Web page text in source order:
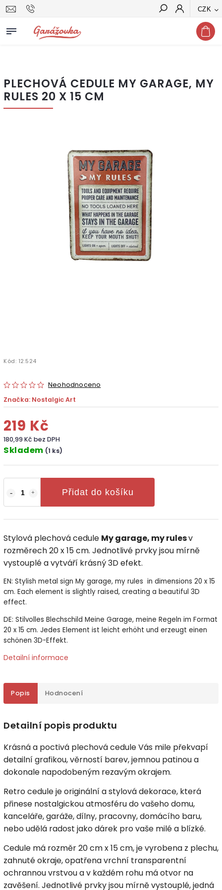
CZK
Hledat
PLECHOVÁ CEDULE MY GARAGE, MY
RULES 20 X 15 CM
Kód: 12.524
Neohodnoceno
Značka: Nostalgic Art
219 Kč
180,99 Kč bez DPH
Skladem (1 ks)
Přidat do košíku
Stylová plechová cedule My garage, my rulesv
rozměrech 20 x 15 cm. Jednotlivé prvky jsou mírně
vystouplé a vytváří krásný 3D efekt.
EN: Stylish metal sign My garage, my rules in dimensions 20 x 15
cm. Each element is slightly raised, creating a beautiful 3D
effect.
DE: Stilvolles Blechschild Meine Garage, meine Regeln im Format
20 x 15 cm. Jedes Element ist leicht erhöht und erzeugt einen
schönen 3D-Effekt.
Detailní informace
Popis Hodnocení
Detailní popis produktu
Krásná a poctivá plechová cedule Vás mile překvapí
detailní grafikou, věrností barev, jemnou patinou a
dokonale napodobeným rezavým okrajem.
Retro cedule je originální a stylová dekorace, která
přinese nostalgickou atmosféru do vašeho domu,
kanceláře, garáže, dílny, pracovny, domácího baru,
nebo udělá radost jako dárek pro vaše milé a blízké.
Cedule má rozměr 20 cm x 15 cm, je vyrobena z plechu,
zahnuté okraje, opatřena vrchní transparentní
ochrannou vrstvou a v každém rohu má otvor na
zavěšení. Jednotlivé prvky jsou mírně vystouplé, jedná